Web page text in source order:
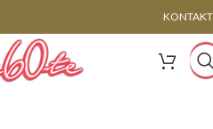
KONTAKT